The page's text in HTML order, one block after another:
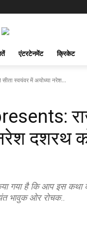
एंटरटेनमेंट क्रिकेट
स्वयंवर में अयोध्या नरेश...
नरेश दशरथ
गया है कि आप इस
भावुक ओर रोचक..